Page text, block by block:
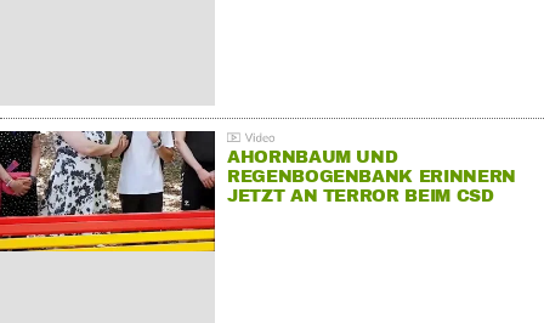
AHORNBAUM UND
REGENBOGENBANK ERINNERN
JETZT AN TERROR BEIM CSD